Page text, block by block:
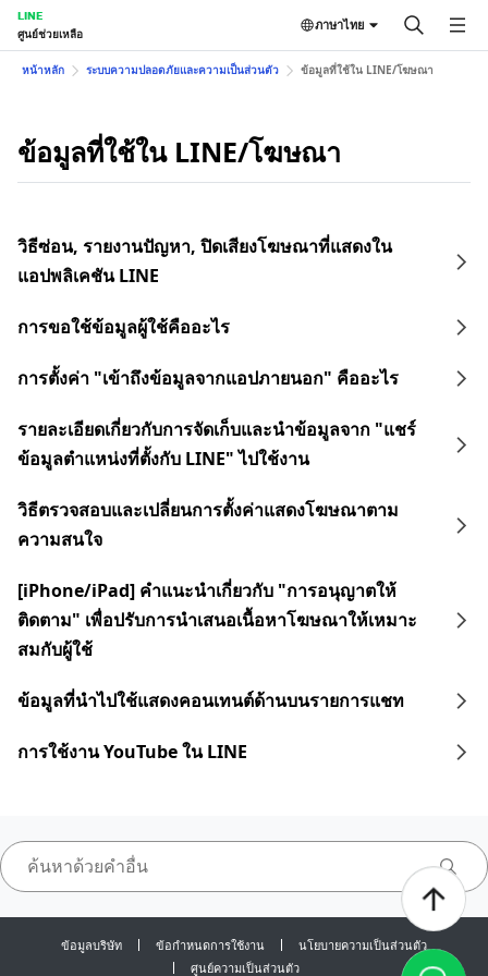
LINE
ศูนย์ช่วยเหลือ
ภาษาไทย
หน้าหลัก ระบบความปลอดภัยและความเป็นส่วนตัว ข้อมูลที่ใช้ใน LINE/โฆษณา
ข้อมูลที่ใช้ใน LINE/โฆษณา
วิธีซ่อน, รายงานปัญหา, ปิดเสียงโฆษณาที่แสดงใน
แอปพลิเคชัน LINE
การขอใช้ข้อมูลผู้ใช้คืออะไร
การตั้งค่า "เข้าถึงข้อมูลจากแอปภายนอก" คืออะไร
รายละเอียดเกี่ยวกับการจัดเก็บและนำข้อมูลจาก "แชร์
ข้อมูลตำแหน่งที่ตั้งกับ LINE" ไปใช้งาน
วิธีตรวจสอบและเปลี่ยนการตั้งค่าแสดงโฆษณาตาม
ความสนใจ
[iPhone/iPad] คำแนะนำเกี่ยวกับ "การอนุญาตให้
ติดตาม" เพื่อปรับการนำเสนอเนื้อหาโฆษณาให้เหมาะ
สมกับผู้ใช้
ข้อมูลที่นำไปใช้แสดงคอนเทนต์ด้านบนรายการแชท
การใช้งาน YouTube ใน LINE
ข้อมูลบริษัท ข้อกำหนดการใช้งาน
นโยบายความเป็นส่วนตัว
ศูนย์ความเป็นส่วนตัว